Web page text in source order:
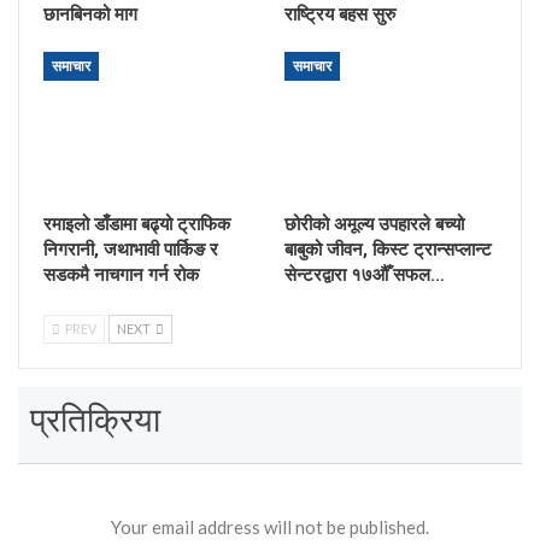
छानबिनको माग राष्ट्रिय बहस सुरु
समाचार
रमाइलो डाँडामा बढ्यो ट्राफिक
निगरानी, जथाभावी पार्किङ र
सडकमै नाचगान गर्न रोक
समाचार
छोरीको अमूल्य उपहारले बच्यो
बाबुको जीवन, किस्ट ट्रान्सप्लान्ट
सेन्टरद्वारा १७औँ सफल…
PREV NEXT
प्रतिक्रिया
Your email address will not be published.